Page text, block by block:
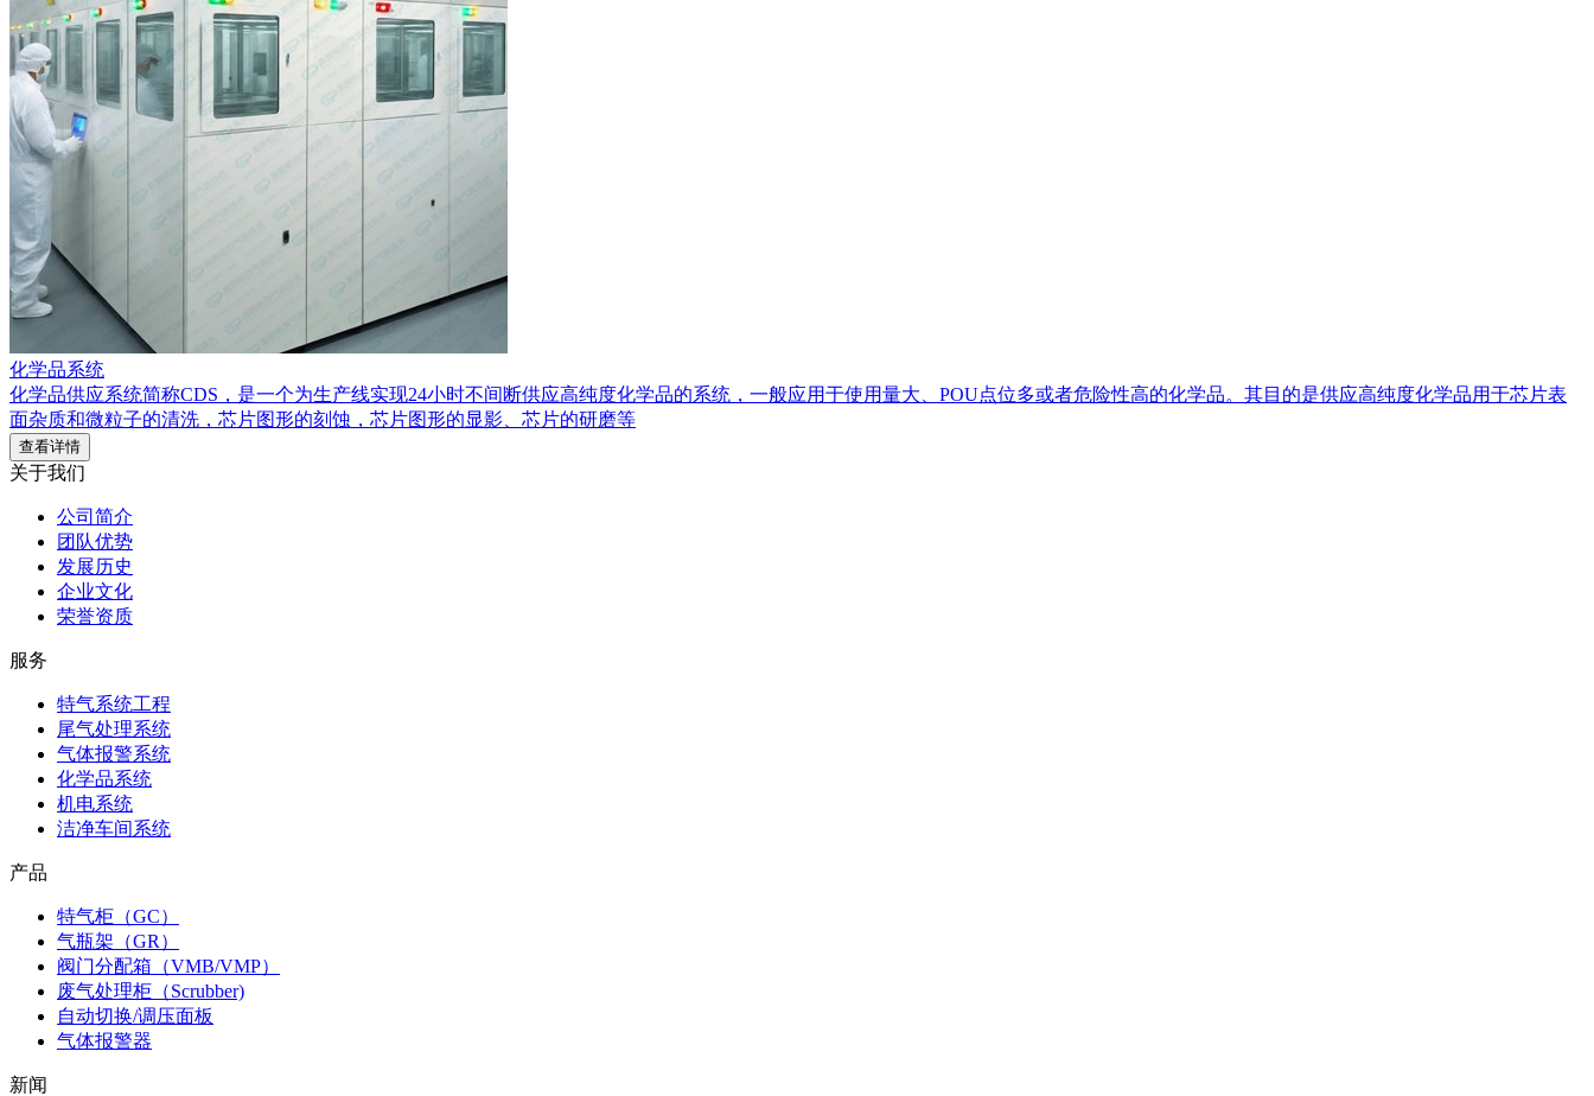
化学品系统
化学品供应系统简称CDS，是一个为生产线实现24小时不间断供应高纯度化学品的系统，一般应用于使用量大、POU点位多或者危险性高的化学品。其目的是供应高纯度化学品用于芯片表
面杂质和微粒子的清洗，芯片图形的刻蚀，芯片图形的显影、芯片的研磨等
查看详情
关于我们
公司简介
团队优势
发展历史
企业文化
荣誉资质
服务
特气系统工程
尾气处理系统
气体报警系统
化学品系统
机电系统
洁净车间系统
产品
特气柜（GC）
气瓶架（GR）
阀门分配箱（VMB/VMP）
废气处理柜（Scrubber)
自动切换/调压面板
气体报警器
新闻